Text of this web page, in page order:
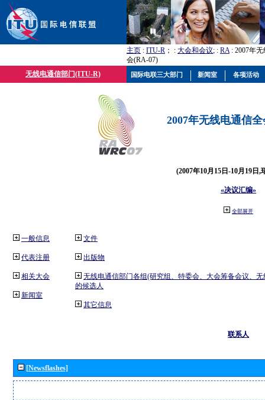
主页 : ITU-R ； : 大会和会议; : RA: 2007年
会(RA-07)
无线电通信部门(ITU-R)
2007年无线电通信
(2007年10月15日-10月19日,
«决议汇编»
全部展开
一般信息
代表注册
相关大会
新闻室
文件
出版物
无线电通信部门各组(研究组、特委会、大会筹备会议、
的候选人
其它信息
联系人
[Newsflashes]
国际电联三大部门 新闻室 各项活动